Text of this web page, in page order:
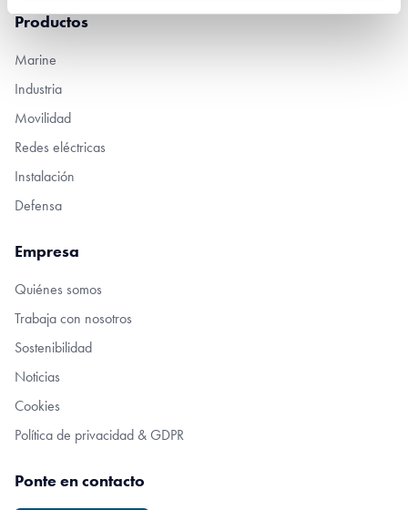
Productos
Marine
Industria
Movilidad
Redes eléctricas
Instalación
Defensa
Empresa
Quiénes somos
Trabaja con nosotros
Sostenibilidad
Noticias
Cookies
Política de privacidad & GDPR
Ponte en contacto